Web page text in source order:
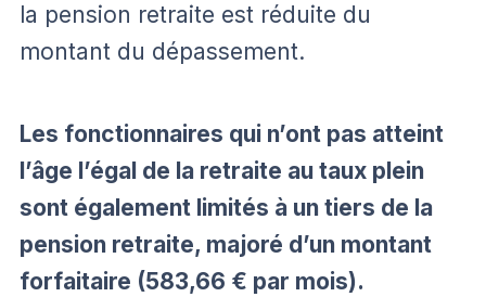
la pension retraite est réduite du
montant du dépassement.
Les fonctionnaires qui n’ont pas atteint
l’âge l’égal de la retraite au taux plein
sont également limités à un tiers de la
pension retraite, majoré d’un montant
forfaitaire (583,66 € par mois).